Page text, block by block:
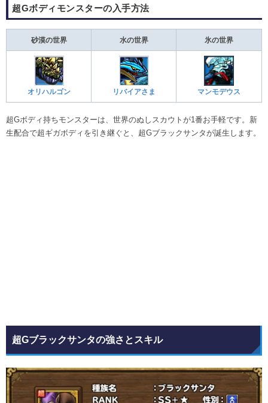
超Gボディモンスターの入手方法
砂漠の世界 水の世界 氷の世界
オリハルゴン リバイアさま マンモデウス
超Gボディ持ちモンスターは、世界のぬしスカウトが1番お手軽です。新
生配合で超ギガボディを引き継ぐと、超Gブラックサンタが誕生します。
超Gブラックサンタの強さとスキル